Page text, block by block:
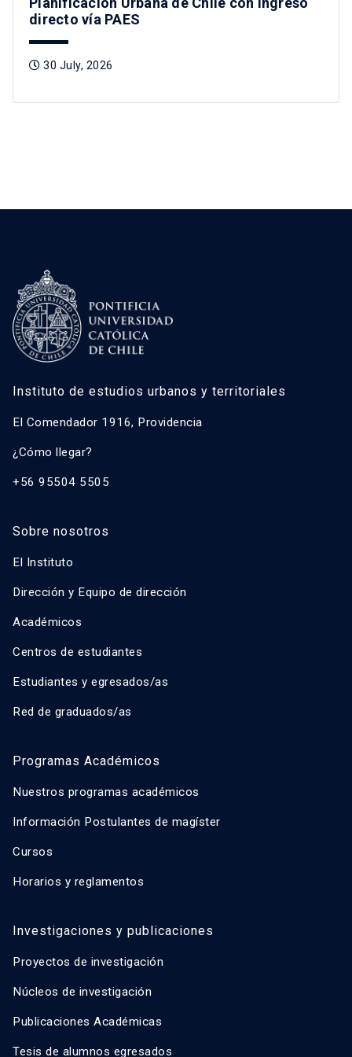
directo vía PAES
30 July, 2026
Instituto de estudios urbanos y territoriales
El Comendador 1916, Providencia
¿Cómo llegar?
+56 95504 5505
Sobre nosotros
El Instituto
Dirección y Equipo de dirección
Académicos
Centros de estudiantes
Estudiantes y egresados/as
Red de graduados/as
Programas Académicos
Nuestros programas académicos
Información Postulantes de magíster
Cursos
Horarios y reglamentos
Investigaciones y publicaciones
Proyectos de investigación
Núcleos de investigación
Publicaciones Académicas
Tesis de alumnos egresados